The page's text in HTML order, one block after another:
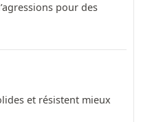
pour des
et résistent mieux